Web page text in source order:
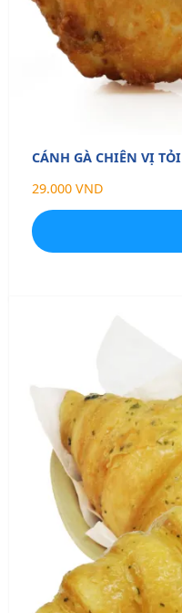
CÁNH GÀ CHIÊN VỊ TỎI
29.000 VND